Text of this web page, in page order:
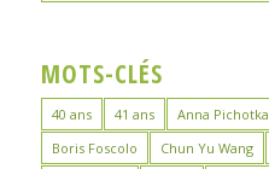
MOTS-CLÉS
40 ans 41 ans Anna Pichotka
Boris Foscolo
Chun Yu Wang